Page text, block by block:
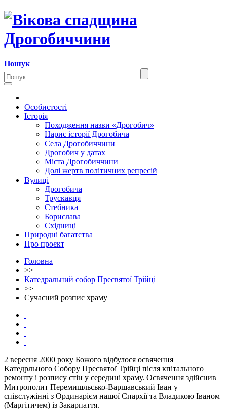
Пошук
Особистості
Історія
Походження назви «Дрогобич»
Нарис історії Дрогобича
Села Дрогобиччини
Дрогобич у датах
Міста Дрогобиччини
Долі жертв політичних репресій
Вулиці
Дрогобича
Трускавця
Стебника
Борислава
Східниці
Природні багатства
Про проєкт
Головна
>>
Катедральний собор Пресвятої Трійці
>>
Сучасний розпис храму
2 вересня 2000 року Божого відбулося освячення
Катедрльного Собору Пресвятої Трійці після кпітального
ремонту і розпису стін у середині храму. Освячення здійснив
Митрополит Перемишльсько-Варшавський Іван у
співслужінні з Ординарієм нашої Єпархії та Владикою Іваном
(Маргітичем) із Закарпаття.